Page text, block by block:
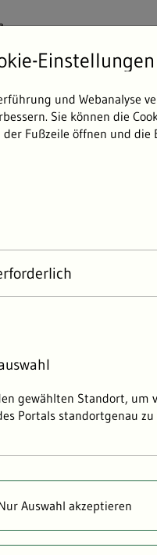
2024
Klima und Energie
die Folgen
Starkregen
Württemberg
die Folgen des
© ©
Einstellungen
und Webanalyse
Sie können die
Fußzeile öffnen und die
gewählten Standort, um
Portals standortgenau
Auswahl akzeptieren